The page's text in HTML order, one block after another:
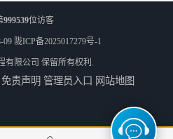
工厂管道工程 科探管道工程
999539位访客
09 陇ICP备2025017279号-1
有限公司 保留所有权利.
免责声明 管理员入口 网站地图